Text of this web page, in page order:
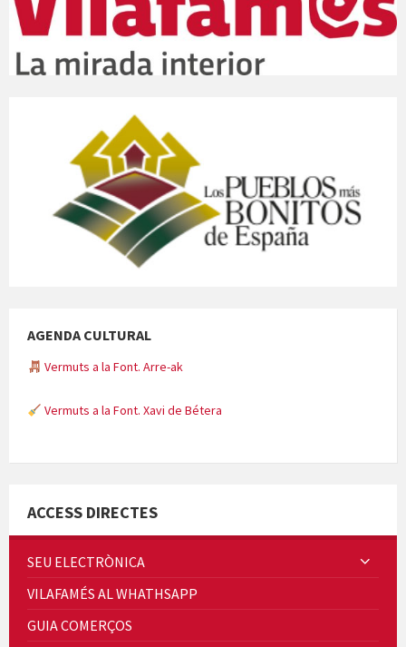
AGENDA CULTURAL
Vermuts a la Font. Arre-ak
Vermuts a la Font. Xavi de Bétera
Quintà Culroja
ACCESS DIRECTES
SEU ELECTRÒNICA
VILAFAMÉS AL WHATHSAPP
GUIA COMERÇOS